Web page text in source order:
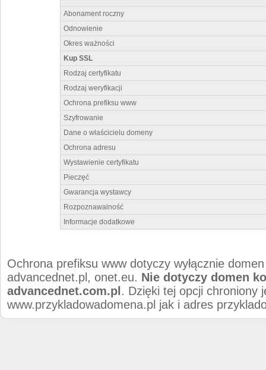
Abonament roczny
Odnowienie
Okres ważności
Kup SSL
Rodzaj certyfikatu
Rodzaj weryfikacji
Ochrona prefiksu www
Szyfrowanie
Dane o właścicielu domeny
Ochrona adresu
Wystawienie certyfikatu
Pieczęć
Gwarancja wystawcy
Rozpoznawalność
Informacje dodatkowe
Ochrona prefiksu www dotyczy wyłącznie
advancednet.pl, onet.eu. Nie dotyczy domen
advancednet.com.pl . Dzięki tej opcji chroniony
www.przykladowadomena.pl jak i adres